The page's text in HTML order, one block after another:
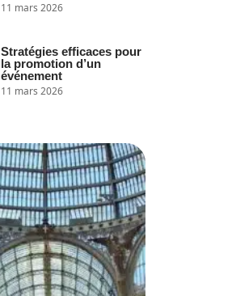
11 mars 2026
Stratégies efficaces pour
la promotion d’un
événement
11 mars 2026